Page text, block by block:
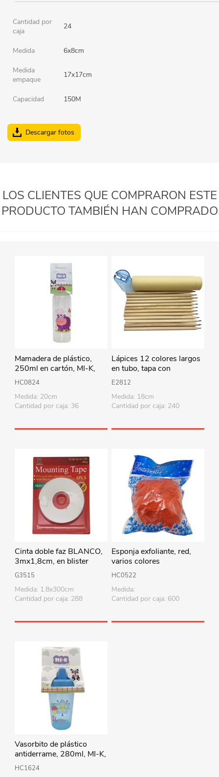
Cantidad por
caja
24
Medida 6x8cm
Medida
empaque
17x17cm
Capacidad 150M
Descargar fotos
LOS CLIENTES QUE COMPRARON ESTE
PRODUCTO TAMBIÉN HAN COMPRADO
Mamadera de plástico,
250ml en cartón, MI-K,
varios diseños
HC0824
Medida: 20cm
Cantidad por caja: 36
Lápices 12 colores largos
en tubo, tapa con
sacapuntas varios colores
E2812
Medida: 18cm
Cantidad por caja: 240
Cinta doble faz BLANCO,
3mx1,8cm, en blister
G3515
Medida: 1.8x300cm
Cantidad por caja: 288
Esponja exfoliante, red,
varios colores
HC0522
Medida:
Cantidad por caja: 600
Vasorbito de plástico
antiderrame, 280ml, MI-K,
2 colores
HC1624